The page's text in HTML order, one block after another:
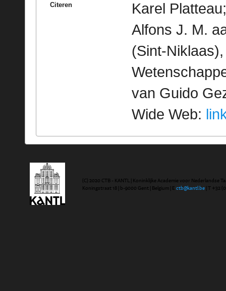
Citeren
Karel
Alfons J. M.
(Sint-
van Guido
Wide Web:
(C) 2020 CTB - KANTL | Koninklijke Academie voor Nederlandse
Koningstraat 18 | b-9000 Gent | Belgium | E ctb@kantl.be | T +32